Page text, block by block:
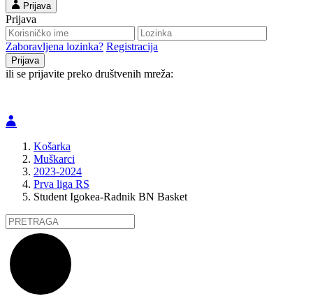
Prijava
Prijava
Zaboravljena lozinka? Registracija
ili se prijavite preko društvenih mreža:
Košarka
Muškarci
2023-2024
Prva liga RS
Student Igokea-Radnik BN Basket